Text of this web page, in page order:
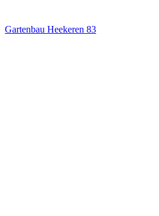
Gartenbau Heekeren 83